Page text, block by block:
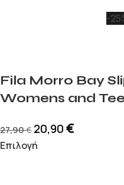
-
Fila Morro Bay
Womens and
27,90€ 20,90€
Επιλογή